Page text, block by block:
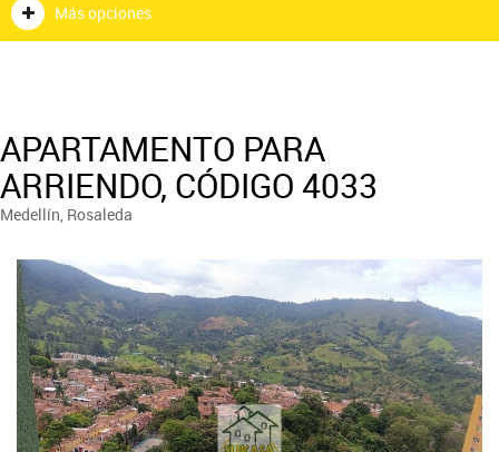
Más opciones
APARTAMENTO PARA
ARRIENDO, CÓDIGO 4033
Medellín, Rosaleda